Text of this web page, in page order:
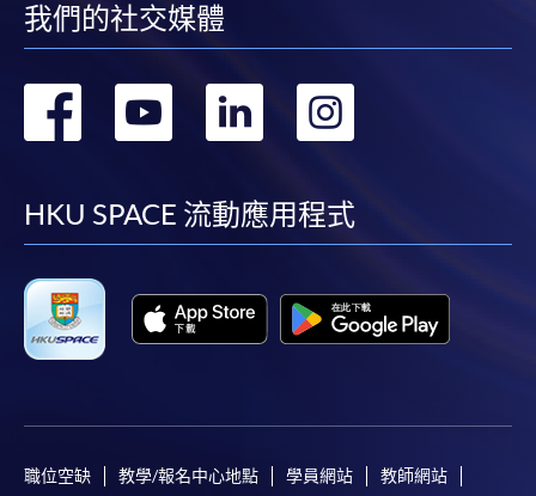
我們的社交媒體
轉
facebook
轉
youtube
轉
linkedin
HKU SPACE 流動應用程式
職位空缺 教學/報名中心地點 學員網站 教師網站